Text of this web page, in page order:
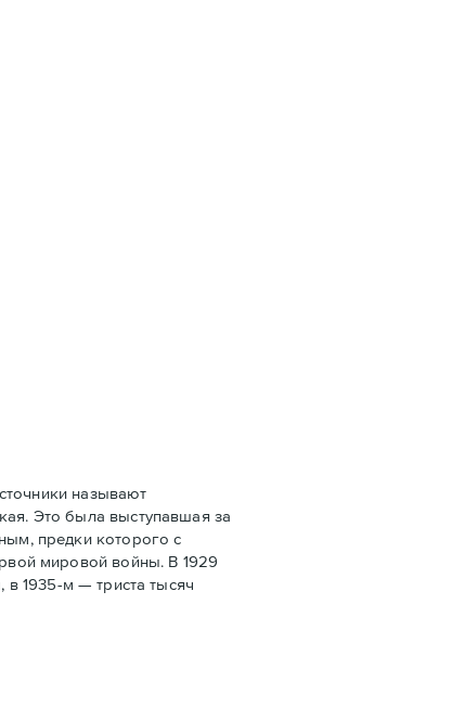
называют
Это была выступавшая за
предки которого с
мировой войны. В 1929
в 1935-м — триста тысяч